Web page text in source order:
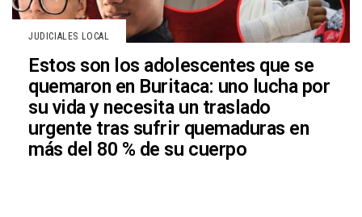
JUDICIALES LOCAL
Estos son los adolescentes que se
quemaron en Buritaca: uno lucha por
su vida y necesita un traslado
urgente tras sufrir quemaduras en
más del 80 % de su cuerpo